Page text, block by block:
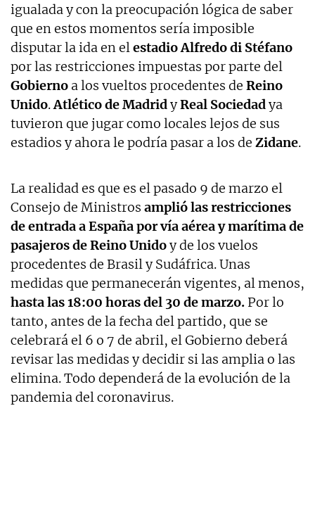
igualada y con la preocupación lógica de saber
que en estos momentos sería imposible
disputar la ida en elestadio Alfredo di Stéfano
por las restricciones impuestas por parte del
Gobierno a los vueltos procedentes de Reino
Unido.Atlético de MadridyReal Sociedadya
tuvieron que jugar como locales lejos de sus
estadios y ahora le podría pasar a los de Zidane.
La realidad es que es el pasado 9 de marzo el
Consejo de Ministros amplió las restricciones
de entrada a España por vía aérea y marítima de
pasajeros de Reino Unidoy de los vuelos
procedentes de Brasil y Sudáfrica. Unas
medidas que permanecerán vigentes, al menos,
hasta las 18:00 horas del 30 de marzo. Por lo
tanto, antes de la fecha del partido, que se
celebrará el 6 o 7 de abril, el Gobierno deberá
revisar las medidas y decidir si las amplia o las
elimina. Todo dependerá de la evolución de la
pandemia del coronavirus.